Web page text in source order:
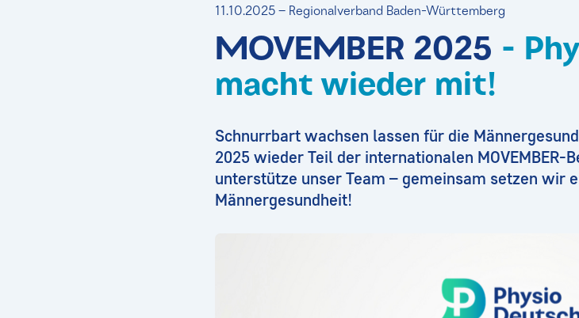
11.10.2025 – Regionalverband Baden-Württemberg
MOVEMBER 2025 -
macht wieder mit!
Schnurrbart wachsen lassen für die
2025 wieder Teil der internationalen
unterstütze unser Team – gemeinsam setzen wir
Männergesundheit!